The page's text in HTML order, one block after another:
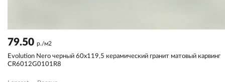
79.50 р./м2
Evolution Nero черный 60x119,5 керамический гранит матовый карвинг
CR6012G0101R8